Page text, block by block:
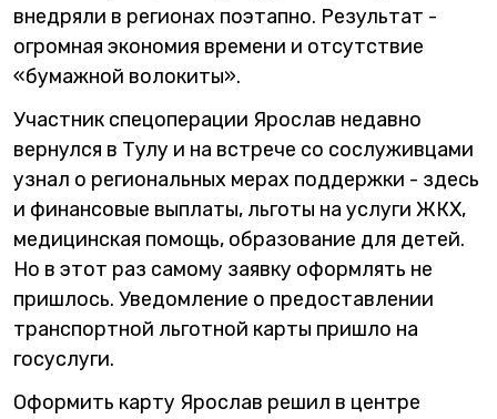
внедряли в регионах поэтапно. Результат -
огромная экономия времени и отсутствие
«бумажной волокиты».
Участник спецоперации Ярослав недавно
вернулся в Тулу и на встрече со сослуживцами
узнал о региональных мерах поддержки - здесь
и финансовые выплаты, льготы на услуги ЖКХ,
медицинская помощь, образование для детей.
Но в этот раз самому заявку оформлять не
пришлось. Уведомление о предоставлении
транспортной льготной карты пришло на
госуслуги.
Оформить карту Ярослав решил в центре